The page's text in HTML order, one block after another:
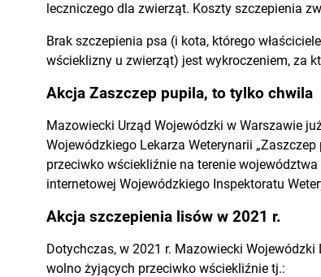
leczniczego dla zwierząt. Koszty szczepienia
Brak szczepienia psa (i kota, którego
wścieklizny u zwierząt) jest wykroczeniem, za
Akcja Zaszczep pupila, to tylko chwila
Mazowiecki Urząd Wojewódzki w Warszawie
Wojewódzkiego Lekarza Weterynarii
przeciwko wściekliźnie na terenie
internetowej Wojewódzkiego Inspektoratu
Akcja szczepienia lisów w 2021 r.
Dotychczas, w 2021 r. Mazowiecki
wolno żyjących przeciwko wściekliźnie tj.: